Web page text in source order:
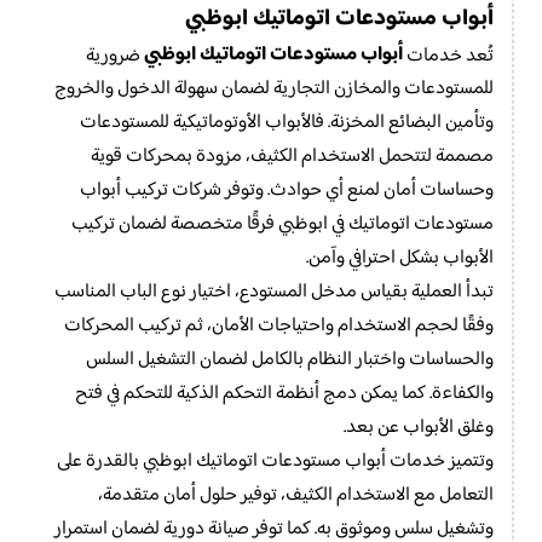
أبواب مستودعات اتوماتيك ابوظبي
تُعد خدماتأبواب مستودعات اتوماتيك ابوظبيضرورية
للمستودعات والمخازن التجارية لضمان سهولة الدخول والخروج
وتأمين البضائع المخزنة. فالأبواب الأوتوماتيكية للمستودعات
مصممة لتتحمل الاستخدام الكثيف، مزودة بمحركات قوية
وحساسات أمان لمنع أي حوادث. وتوفر شركات تركيب أبواب
مستودعات اتوماتيك في ابوظبي فرقًا متخصصة لضمان تركيب
الأبواب بشكل احترافي وآمن.
تبدأ العملية بقياس مدخل المستودع، اختيار نوع الباب المناسب
وفقًا لحجم الاستخدام واحتياجات الأمان، ثم تركيب المحركات
والحساسات واختبار النظام بالكامل لضمان التشغيل السلس
والكفاءة. كما يمكن دمج أنظمة التحكم الذكية للتحكم في فتح
وغلق الأبواب عن بعد.
وتتميز خدمات أبواب مستودعات اتوماتيك ابوظبي بالقدرة على
التعامل مع الاستخدام الكثيف، توفير حلول أمان متقدمة،
وتشغيل سلس وموثوق به. كما توفر صيانة دورية لضمان استمرار